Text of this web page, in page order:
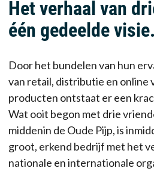
Het verhaal van
één gedeelde visie.
Door het bundelen van hun
van retail, distributie en online
producten ontstaat er een
Wat ooit begon met drie
middenin de Oude Pijp, is
groot, erkend bedrijf met het
nationale en internationale